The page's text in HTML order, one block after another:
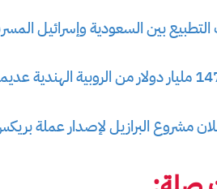
بين السعودية وإسرائيل
مشروع البرازيل لإصدار عملة